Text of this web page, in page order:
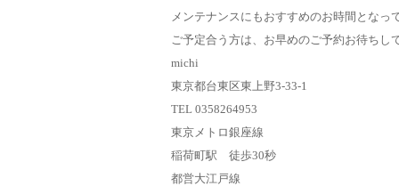
メンテナンスにもおすすめのお時間となっ
ご予定合う方は、お早めのご予約お待ちし
michi
東京都台東区東上野3-33-1
TEL 0358264953
東京メトロ銀座線
稲荷町駅 徒歩30秒
都営大江戸線